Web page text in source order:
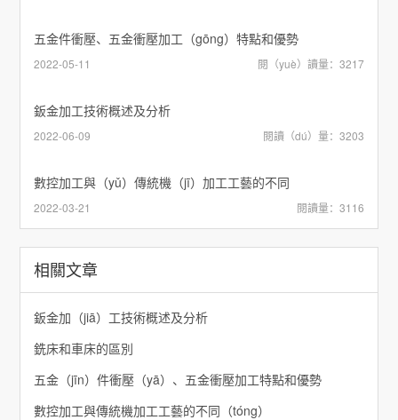
五金件衝壓、五金衝壓加工（gōng）特點和優勢
2022-05-11 閱（yuè）讀量：3217
鈑金加工技術概述及分析
2022-06-09 閱讀（dú）量：3203
數控加工與（yǔ）傳統機（jī）加工工藝的不同
2022-03-21 閱讀量：3116
相關文章
鈑金加（jiā）工技術概述及分析
銑床和車床的區別
五金（jīn）件衝壓（yā）、五金衝壓加工特點和優勢
數控加工與傳統機加工工藝的不同（tóng）